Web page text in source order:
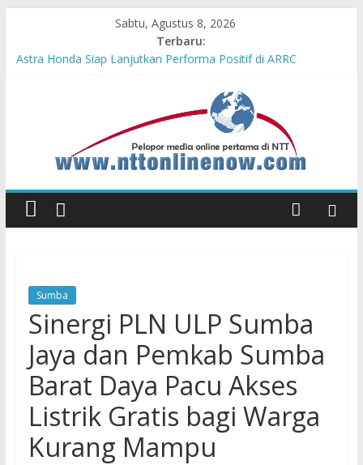
Sabtu, Agustus 8, 2026
Terbaru:
Astra Honda Siap Lanjutkan Performa Positif di ARRC
Dukung Ketahanan Pangan Lokal, PLN Kupang Pasok Listrik
Industri Penyimpanan Ayam Beku, Jelang Peringatan HUT RI
Komisaris Independen Pertamina Patra Niaga Terpikat Produk
UMKM Mitra Binaan dengan Sentuhan Kemanusiaan dan
Honda DBL 2026 East Java – North Resmi Bergulir, MPM
Honda Jatim Hadirkan Kompetisi dan Aktivitas Seru untuk
Sumba
Sinergi PLN ULP Sumba
Jaya dan Pemkab Sumba
Barat Daya Pacu Akses
Listrik Gratis bagi Warga
Kurang Mampu